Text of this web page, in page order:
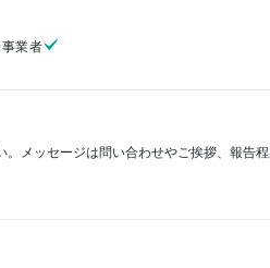
業者
メッセージは問い合わせやご挨拶、報告